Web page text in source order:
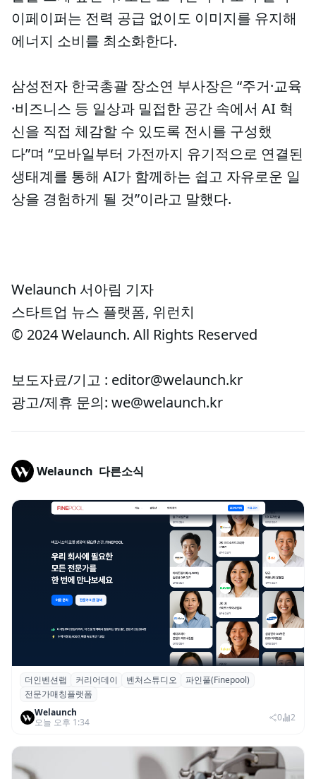
이페이퍼는 전력 공급 없이도 이미지를 유지해
에너지 소비를 최소화한다.
삼성전자 한국총괄 장소연 부사장은 “주거·교육
·비즈니스 등 일상과 밀접한 공간 속에서 AI 혁
신을 직접 체감할 수 있도록 전시를 구성했
다”며 “모바일부터 가전까지 유기적으로 연결된
생태계를 통해 AI가 함께하는 쉽고 자유로운 일
상을 경험하게 될 것”이라고 말했다.
Welaunch 서아림 기자
스타트업 뉴스 플랫폼, 위런치
© 2024 Welaunch. All Rights Reserved
보도자료/기고 : editor@welaunch.kr
광고/제휴 문의: we@welaunch.kr
Welaunch 다른소식
더인벤션랩·커리어데이, 스타트업 전문가 매
칭 플랫폼 ‘파인풀’ 출시
더인벤션랩 커리어데이 벤처스튜디오
파인풀(Finepool)
전문가매칭플랫폼
Welaunch
오늘 오후 1:34
0 2